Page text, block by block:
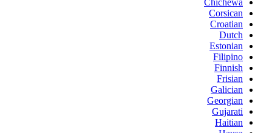
Chichewa
Corsican
Croatian
Dutch
Estonian
Filipino
Finnish
Frisian
Galician
Georgian
Gujarati
Haitian